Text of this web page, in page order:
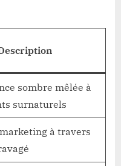
sombre mêlée à
surnaturels
à travers